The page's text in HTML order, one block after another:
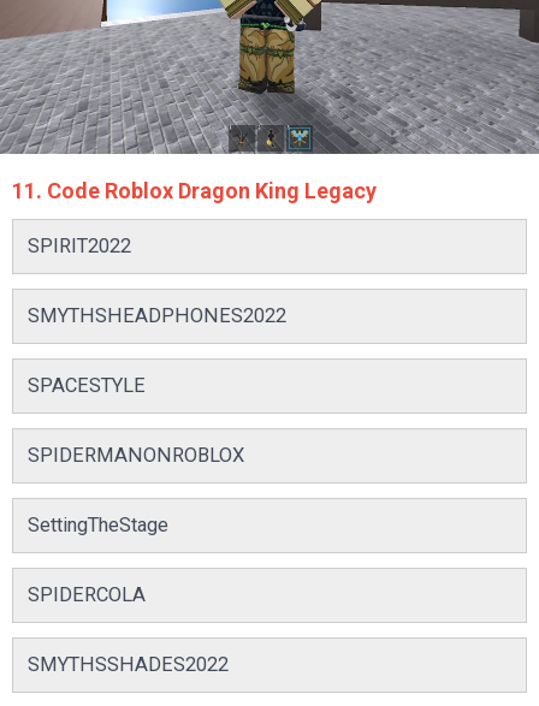
11. Code Roblox Dragon King Legacy
SPIRIT2022
SMYTHSHEADPHONES2022
SPACESTYLE
SPIDERMANONROBLOX
SettingTheStage
SPIDERCOLA
SMYTHSSHADES2022